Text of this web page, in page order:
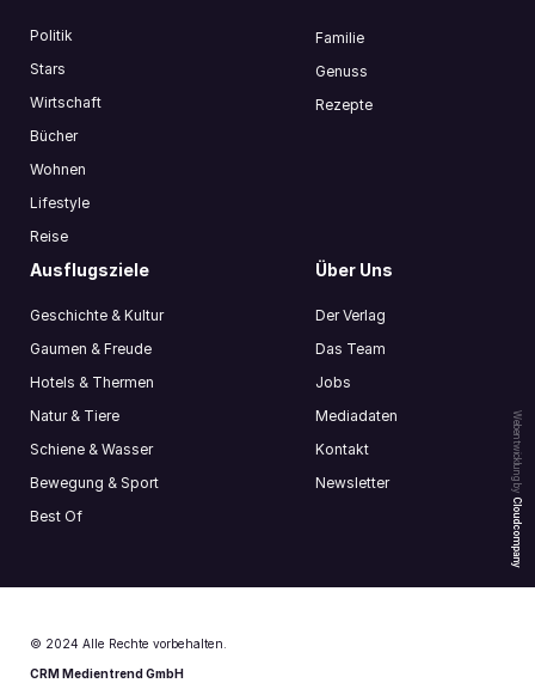
Webentwicklung by
Cloudcompany
Politik
Stars
Wirtschaft
Bücher
Wohnen
Lifestyle
Reise
Familie
Genuss
Rezepte
Ausflugsziele
Geschichte & Kultur
Gaumen & Freude
Hotels & Thermen
Natur & Tiere
Schiene & Wasser
Bewegung & Sport
Best Of
Über Uns
Der Verlag
Das Team
Jobs
Mediadaten
Kontakt
Newsletter
© 2024 Alle Rechte vorbehalten.
CRM Medientrend GmbH